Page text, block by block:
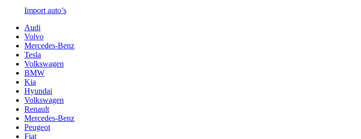
Import auto’s
Audi
Volvo
Mercedes-Benz
Tesla
Volkswagen
BMW
Kia
Hyundai
Volkswagen
Renault
Mercedes-Benz
Peugeot
Fiat